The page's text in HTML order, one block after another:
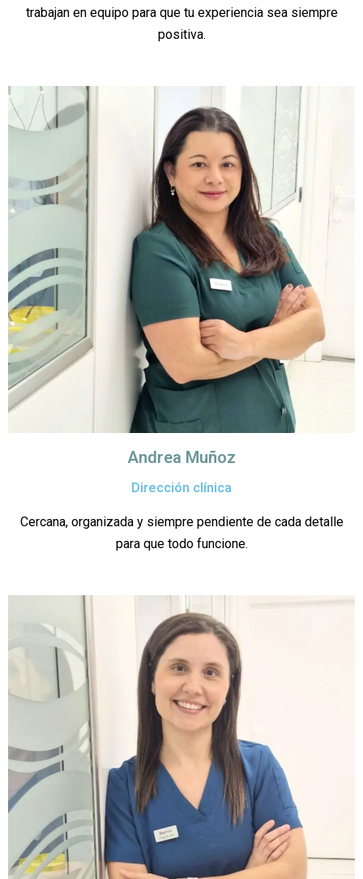
trabajan en equipo para que tu experiencia sea siempre
positiva.
Andrea Muñoz
Dirección clínica
Cercana, organizada y siempre pendiente de cada detalle
para que todo funcione.